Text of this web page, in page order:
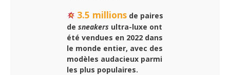
3.5 millionsde paires
de sneakers ultra-luxe ont
été vendues en 2022 dans
le monde entier, avec des
modèles audacieux parmi
les plus populaires.